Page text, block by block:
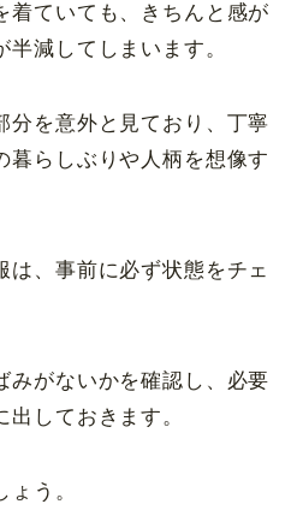
着ていても、きちんと感が
減してしまいます。
分を意外と見ており、丁寧
暮らしぶりや人柄を想像す
は、事前に必ず状態をチェ
みがないかを確認し、必要
しておきます。
う。